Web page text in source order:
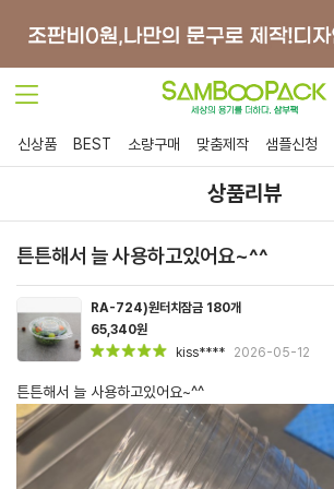
신상품 BEST 소량구매 맞춤제작 샘플신청
상품리뷰
튼튼해서 늘 사용하고있어요~^^
RA-724)원터치잠금 180개
65,340원
kiss****
2026-05-12
튼튼해서 늘 사용하고있어요~^^